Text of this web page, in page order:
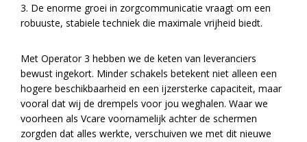
3. De enorme groei in zorgcommunicatie vraagt om een
robuuste, stabiele techniek die maximale vrijheid biedt.
Met Operator 3 hebben we de keten van leveranciers
bewust ingekort. Minder schakels betekent niet alleen een
hogere beschikbaarheid en een ijzersterke capaciteit, maar
vooral dat wij de drempels voor jou weghalen. Waar we
voorheen als Vcare voornamelijk achter de schermen
zorgden dat alles werkte, verschuiven we met dit nieuwe